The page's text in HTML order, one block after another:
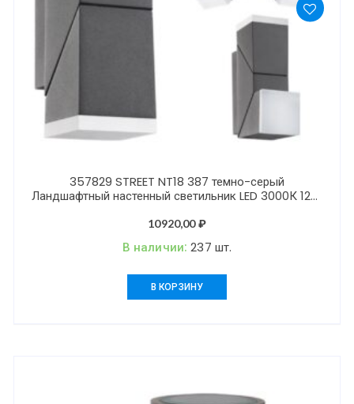
357829 STREET NT18 387 темно-серый
Ландшафтный настенный светильник LED 3000К 12W
10920,00₽
В наличии:237 шт.
В КОРЗИНУ